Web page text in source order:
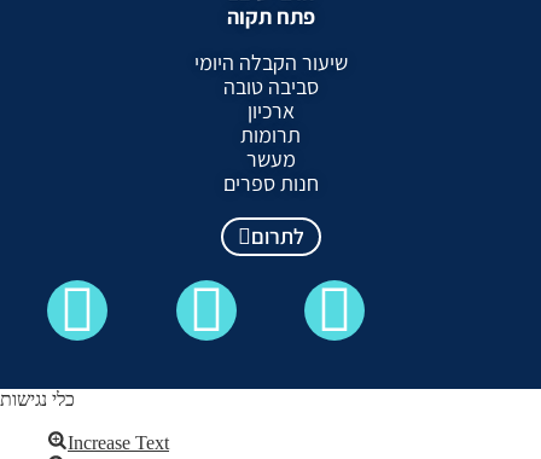
פתח תקוה
שיעור הקבלה היומי
סביבה טובה
ארכיון
תרומות
מעשר
חנות ספרים
לתרום
כלי נגישות
Increase Text